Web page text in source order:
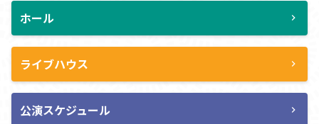
ホール chevron_right
ライブハウス chevron_right
公演スケジュール chevron_right